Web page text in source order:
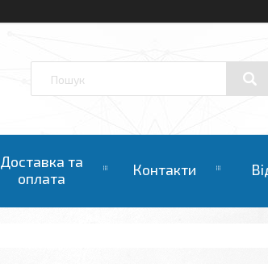
Доставка та
оплата
Контакти